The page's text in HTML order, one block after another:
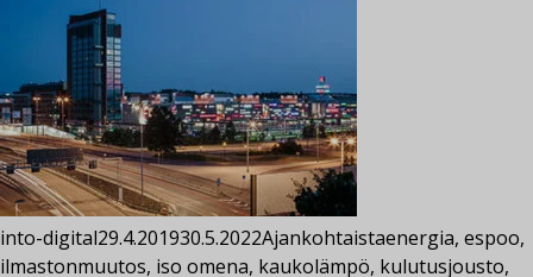
into-digital29.4.201930.5.2022Ajankohtaistaenergia, espoo,
ilmastonmuutos, iso omena, kaukolämpö, kulutusjousto,